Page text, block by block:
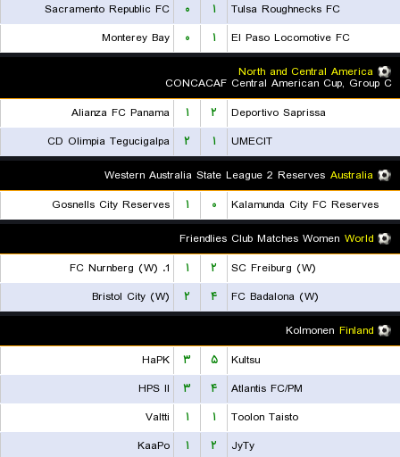
Tulsa Roughnecks FC
۱ ۰
Sacramento Republic FC
El Paso Locomotive FC
۱ ۰
Monterey Bay
North and Central America
CONCACAF Central American Cup, Group C
Deportivo Saprissa
۲ ۱
Alianza FC Panama
UMECIT
۱ ۲
CD Olimpia Tegucigalpa
Australia
Western Australia State League 2 Reserves
Kalamunda City FC Reserves
۰ ۱
Gosnells City Reserves
World
Friendlies Club Matches Women
SC Freiburg (W)
۲ ۱
1. FC Nurnberg (W)
FC Badalona (W)
۴ ۲
Bristol City (W)
Finland
Kolmonen
Kultsu
۵ ۳
HaPK
Atlantis FC/PM
۴ ۳
HPS II
Toolon Taisto
۱ ۱
Valtti
JyTy
۲ ۱
KaaPo